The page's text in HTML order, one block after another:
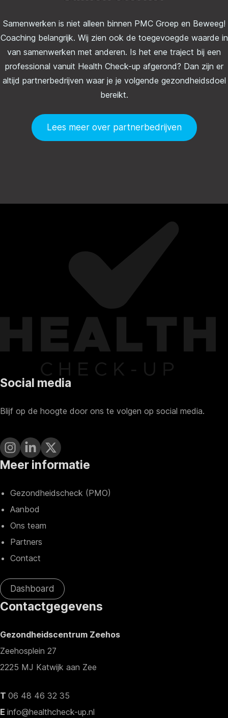
Samenwerken is niet alleen binnen PMC Groep en Beweeg!
Coaching belangrijk. Wij zien ook de toegevoegde waarde in
van samenwerken met anderen. Is het ene traject bij een
professional vanuit Health Check-up afgerond? Dan zijn er
altijd partnerbedrijven waar je je volgende gezondheidsdoel
bereikt.
Lees meer over partnerbedrijven
Social media
Blijf op de hoogte door ons te volgen op social media.
Meer informatie
Gezondheidscheck (PMO)
Aanbod
Ons team
Partners
Contact
Dashboard
Contactgegevens
Gezondheidscentrum Zeehos
Zeehosplein 27
2225 MJ Katwijk aan Zee
T 06 48 46 32 35
E info@healthcheck-up.nl